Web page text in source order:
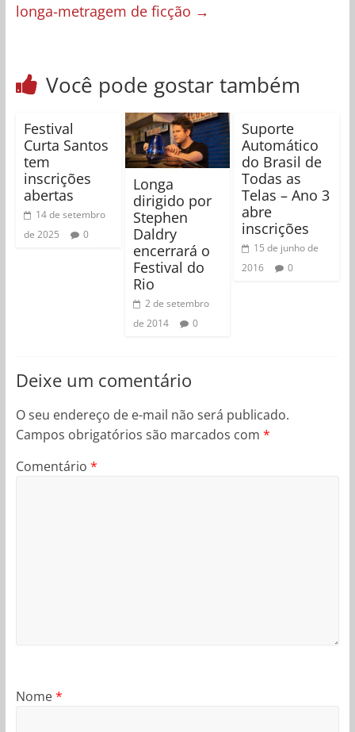
longa-metragem de ficção →
Você pode gostar também
Festival
Curta Santos
tem
inscrições
abertas
14 de setembro
de 2025
0
Longa
dirigido por
Stephen
Daldry
encerrará o
Festival do
Rio
2 de setembro
de 2014
0
Suporte
Automático
do Brasil de
Todas as
Telas – Ano 3
abre
inscrições
15 de junho de
2016
0
Deixe um comentário
O seu endereço de e-mail não será publicado.
Campos obrigatórios são marcados com *
Comentário *
Nome*